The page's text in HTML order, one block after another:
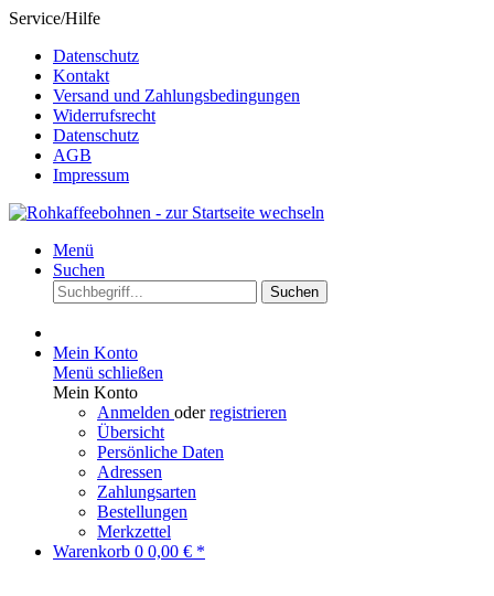
Service/Hilfe
Datenschutz
Kontakt
Versand und Zahlungsbedingungen
Widerrufsrecht
Datenschutz
AGB
Impressum
Menü
Suchen
Suchen
Mein Konto
Menü schließen
Mein Konto
Anmelden oderregistrieren
Übersicht
Persönliche Daten
Adressen
Zahlungsarten
Bestellungen
Merkzettel
Warenkorb 0 0,00 € *